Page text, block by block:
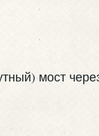
мост